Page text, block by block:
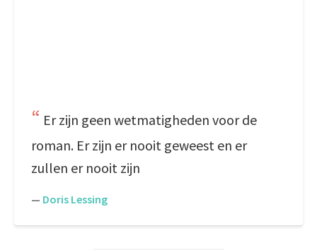
Er zijn geen wetmatigheden voor de
roman. Er zijn er nooit geweest en er
zullen er nooit zijn
— Doris Lessing